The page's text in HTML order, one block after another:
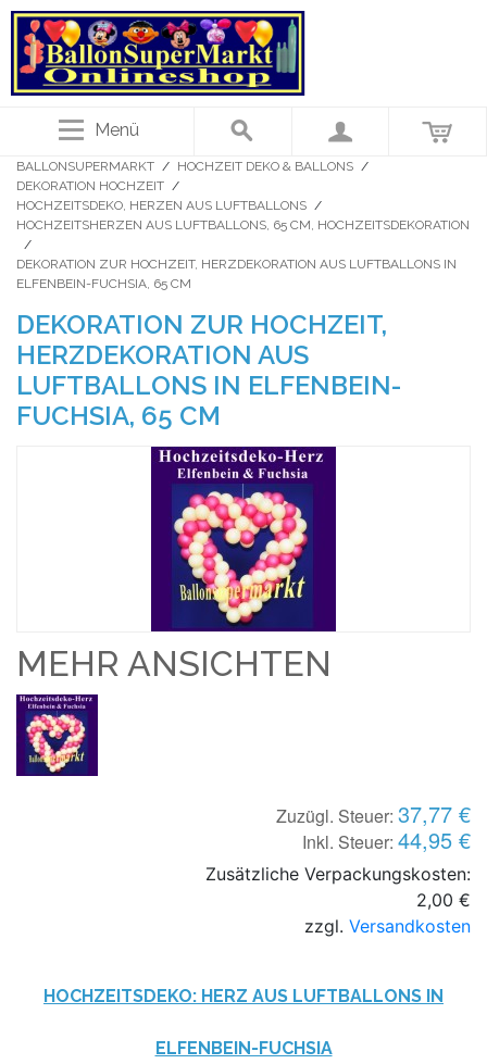
Menü
BALLONSUPERMARKT / HOCHZEIT DEKO & BALLONS /
DEKORATION HOCHZEIT /
HOCHZEITSDEKO, HERZEN AUS LUFTBALLONS /
HOCHZEITSHERZEN AUS LUFTBALLONS, 65 CM, HOCHZEITSDEKORATION
/
DEKORATION ZUR HOCHZEIT, HERZDEKORATION AUS LUFTBALLONS IN
ELFENBEIN-FUCHSIA, 65 CM
DEKORATION ZUR HOCHZEIT,
HERZDEKORATION AUS
LUFTBALLONS IN ELFENBEIN-
FUCHSIA, 65 CM
MEHR ANSICHTEN
Zuzügl. Steuer: 37,77 €
Inkl. Steuer: 44,95 €
Zusätzliche Verpackungskosten:
2,00 €
zzgl. Versandkosten
HOCHZEITSDEKO: HERZ AUS LUFTBALLONS IN
ELFENBEIN-FUCHSIA